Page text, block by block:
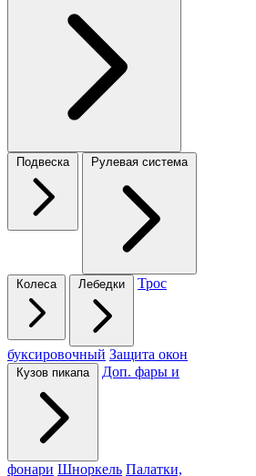
Подвеска Рулевая система
Колеса Лебедки Трос
буксировочный Защита окон
Кузов пикапа Доп. фары и
фонари Шноркель Палатки,